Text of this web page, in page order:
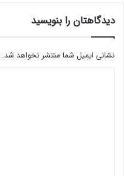
دیدگاهتان را بنویسید
نشانی ایمیل شما منتشر نخواهد شد.